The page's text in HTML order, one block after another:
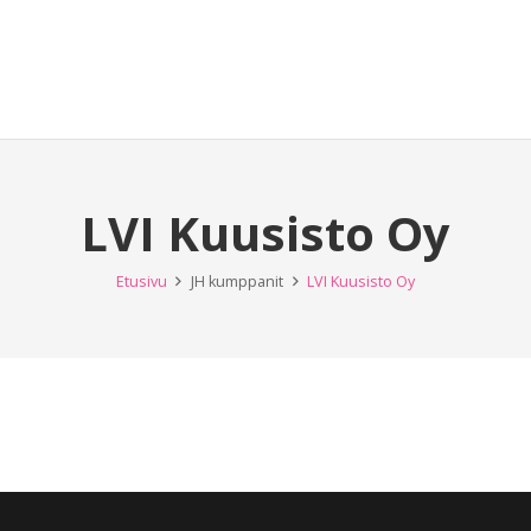
LVI Kuusisto Oy
Etusivu JH kumppanit LVI Kuusisto Oy